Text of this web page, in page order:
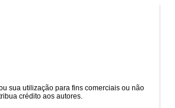
sua utilização para fins comerciais ou não
crédito aos autores.